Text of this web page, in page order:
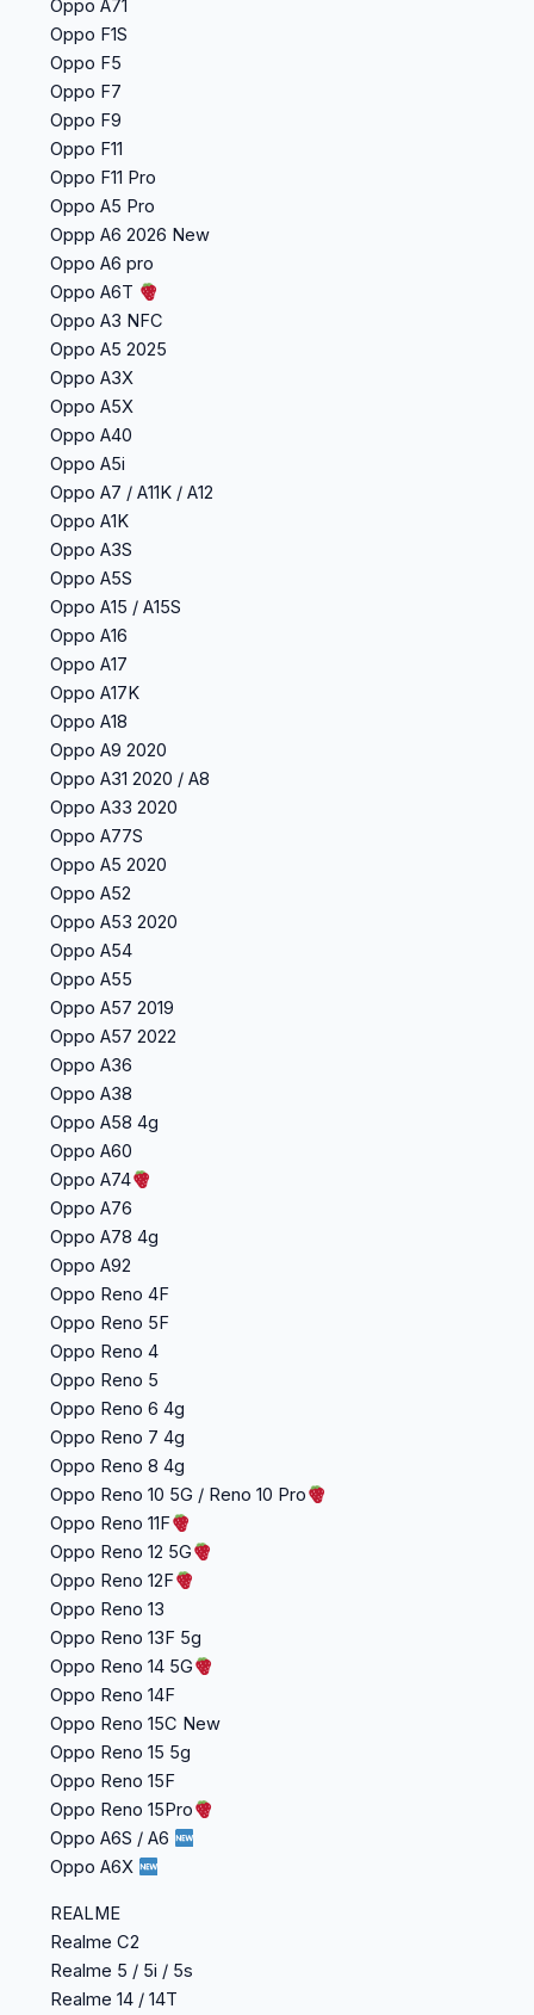
Oppo A71
Oppo F1S
Oppo F5
Oppo F7
Oppo F9
Oppo F11
Oppo F11 Pro
Oppo A5 Pro
Oppp A6 2026 New
Oppo A6 pro
Oppo A6T
Oppo A3 NFC
Oppo A5 2025
Oppo A3X
Oppo A5X
Oppo A40
Oppo A5i
Oppo A7 / A11K / A12
Oppo A1K
Oppo A3S
Oppo A5S
Oppo A15 / A15S
Oppo A16
Oppo A17
Oppo A17K
Oppo A18
Oppo A9 2020
Oppo A31 2020 / A8
Oppo A33 2020
Oppo A77S
Oppo A5 2020
Oppo A52
Oppo A53 2020
Oppo A54
Oppo A55
Oppo A57 2019
Oppo A57 2022
Oppo A36
Oppo A38
Oppo A58 4g
Oppo A60
Oppo A74
Oppo A76
Oppo A78 4g
Oppo A92
Oppo Reno 4F
Oppo Reno 5F
Oppo Reno 4
Oppo Reno 5
Oppo Reno 6 4g
Oppo Reno 7 4g
Oppo Reno 8 4g
Oppo Reno 10 5G / Reno 10 Pro
Oppo Reno 11F
Oppo Reno 12 5G
Oppo Reno 12F
Oppo Reno 13
Oppo Reno 13F 5g
Oppo Reno 14 5G
Oppo Reno 14F
Oppo Reno 15C New
Oppo Reno 15 5g
Oppo Reno 15F
Oppo Reno 15Pro
Oppo A6S / A6
Oppo A6X
REALME
Realme C2
Realme 5 / 5i / 5s
Realme 14 / 14T